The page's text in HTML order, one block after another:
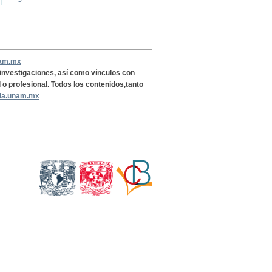
así como vínculos con
profesional. Todos los contenidos,tanto